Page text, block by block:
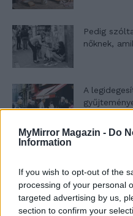
MyMirror Magazin - Do
Information
If you wish to opt-out of the
processing of your personal
targeted advertising by us,
section to confirm your
Pedig
nőknek,
A
Woody